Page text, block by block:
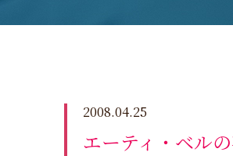
2008.04.25
エーティ・ベル